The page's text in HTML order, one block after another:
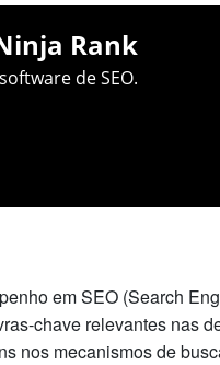
Rank
de SEO.
em SEO (Search
chave relevantes nas
nos mecanismos de